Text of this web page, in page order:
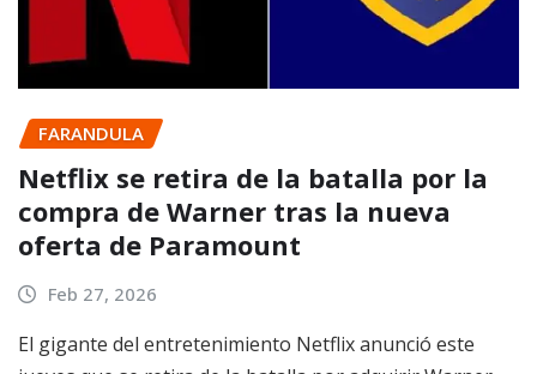
FARANDULA
Netflix se retira de la batalla por la
compra de Warner tras la nueva
oferta de Paramount
Feb 27, 2026
El gigante del entretenimiento Netflix anunció este